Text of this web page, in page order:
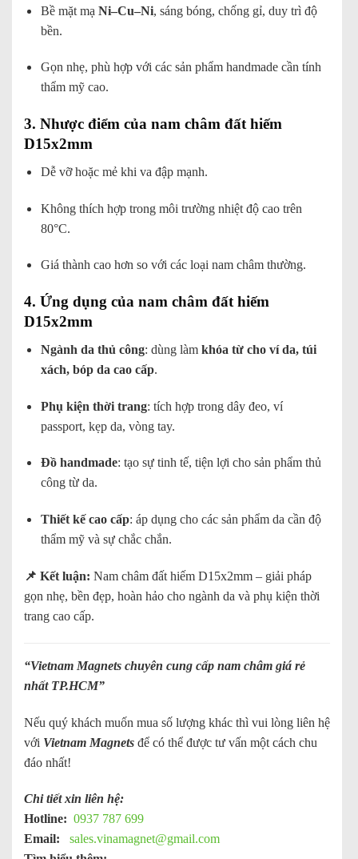
Bề mặt mạ Ni–Cu–Ni, sáng bóng, chống gỉ, duy trì độ
bền.
Gọn nhẹ, phù hợp với các sản phẩm handmade cần tính
thẩm mỹ cao.
3. Nhược điểm của nam châm đất hiếm
D15x2mm
Dễ vỡ hoặc mẻ khi va đập mạnh.
Không thích hợp trong môi trường nhiệt độ cao trên
80°C.
Giá thành cao hơn so với các loại nam châm thường.
4. Ứng dụng của nam châm đất hiếm
D15x2mm
Ngành da thủ công: dùng làm khóa từ cho ví da, túi
xách, bóp da cao cấp.
Phụ kiện thời trang: tích hợp trong dây đeo, ví
passport, kẹp da, vòng tay.
Đồ handmade: tạo sự tinh tế, tiện lợi cho sản phẩm thủ
công từ da.
Thiết kế cao cấp: áp dụng cho các sản phẩm da cần độ
thẩm mỹ và sự chắc chắn.
📌 Kết luận: Nam châm đất hiếm D15x2mm – giải pháp
gọn nhẹ, bền đẹp, hoàn hảo cho ngành da và phụ kiện thời
trang cao cấp.
“Vietnam Magnets chuyên cung cấp nam châm giá rẻ
nhất TP.HCM”
Nếu quý khách muốn mua số lượng khác thì vui lòng liên hệ
với Vietnam Magnets để có thể được tư vấn một cách chu
đáo nhất!
Chi tiết xin liên hệ:
Hotline: 0937 787 699
Email:
sales.vinamagnet@gmail.com